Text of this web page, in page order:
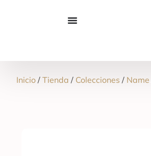
Inicio / Tienda / Colecciones / Name